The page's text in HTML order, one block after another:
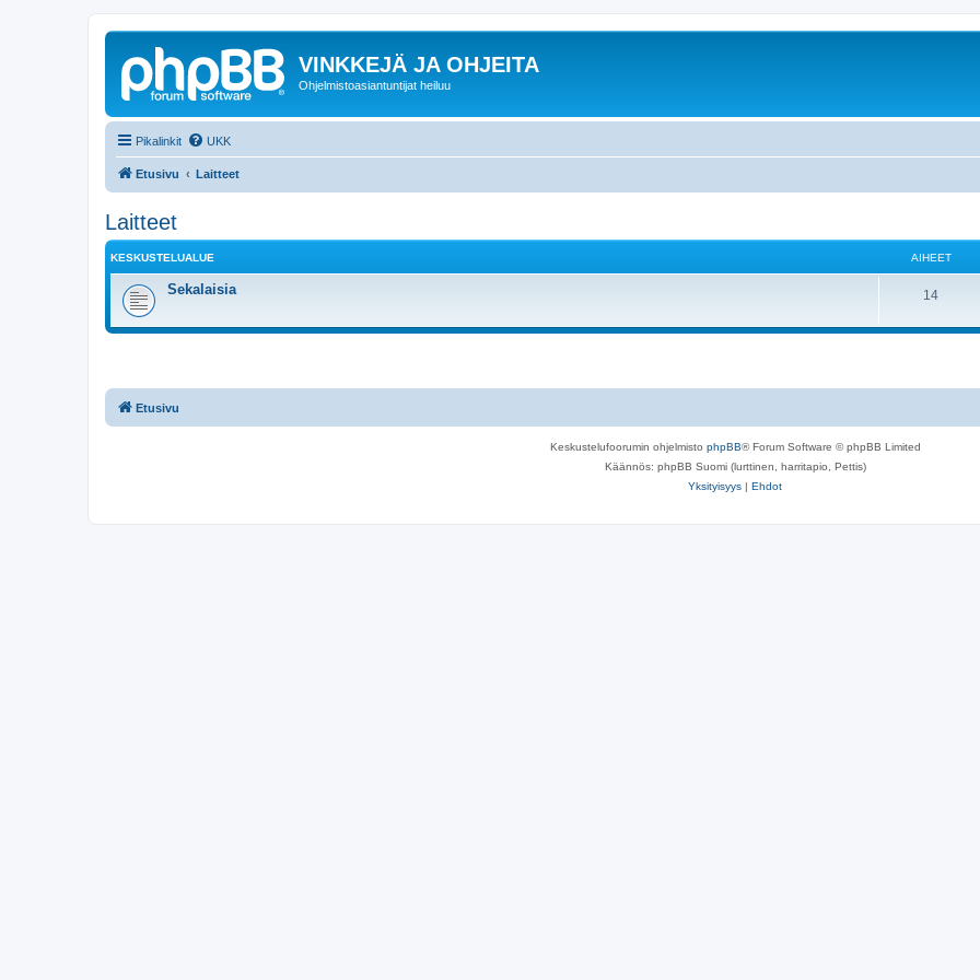
VINKKEJÄ JA OHJEITA
Ohjelmistoasiantuntijat heiluu
Pikalinkit UKK
Etusivu Laitteet
Laitteet
KESKUSTELUALUE AIHEET
Sekalaisia 14
Etusivu
Keskustelufoorumin ohjelmisto phpBB® Forum Software © phpBB Limited
Käännös: phpBB Suomi (lurttinen, harritapio, Pettis)
Yksityisyys | Ehdot